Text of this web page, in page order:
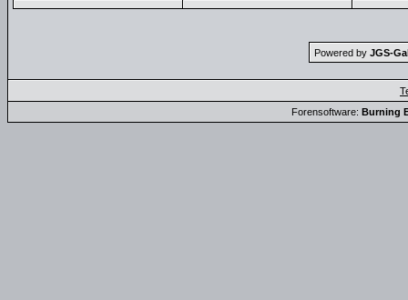
Powered by JGS-
Forensoftware: Burning